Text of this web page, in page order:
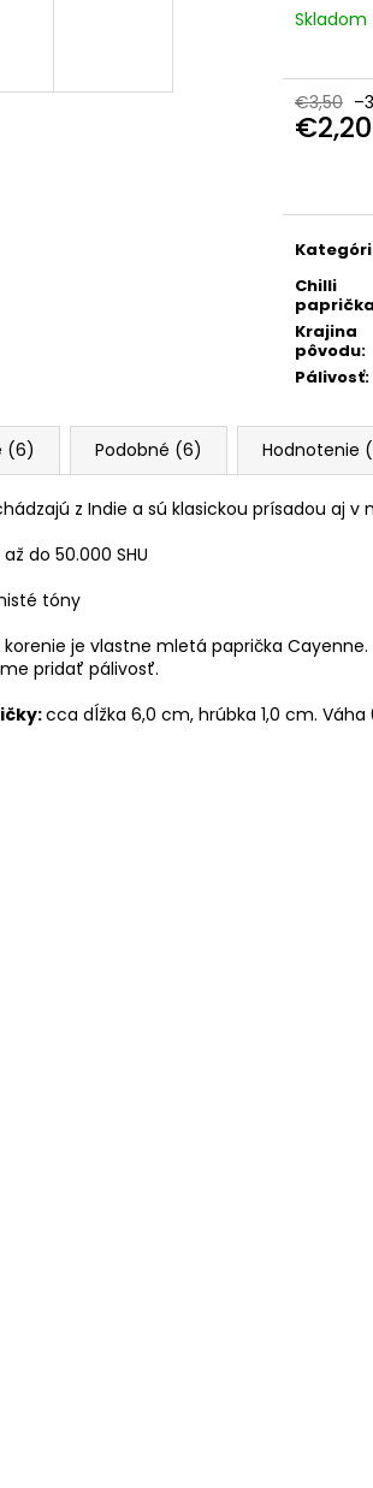
Skladom
€3,50
€2,20
Chilli
paprička
Krajina
pôvodu:
Pálivosť:
(6) Podobné (6) Hodnotenie
z Indie a sú klasickou prísadou aj v
do 50.000 SHU
tóny
korenie je vlastne mletá paprička
pridať pálivosť.
cca dĺžka 6,0 cm, hrúbka 1,0 cm. Váha